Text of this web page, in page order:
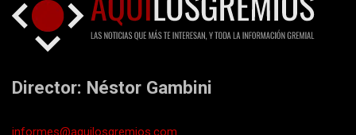
Director: Néstor Gambini